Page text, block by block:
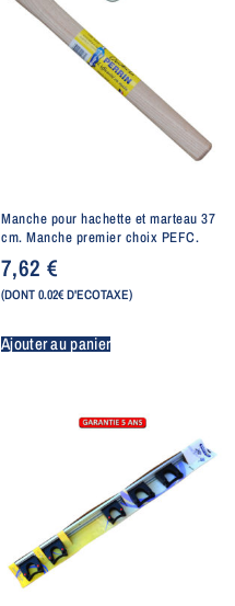
Manche pour hachette et marteau 37
cm. Manche premier choix PEFC.
7,62 €
(DONT 0.02€ D'ECOTAXE)
Ajouter au panier